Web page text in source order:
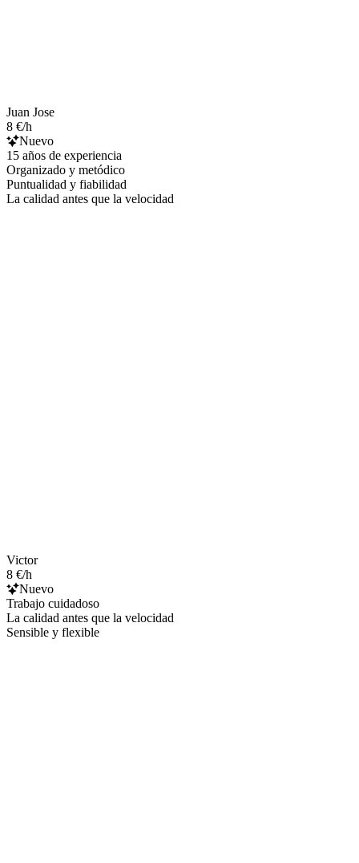
Juan Jose
8 €/h
Nuevo
15 años de experiencia
Organizado y metódico
Puntualidad y fiabilidad
La calidad antes que la velocidad
Victor
8 €/h
Nuevo
Trabajo cuidadoso
La calidad antes que la velocidad
Sensible y flexible